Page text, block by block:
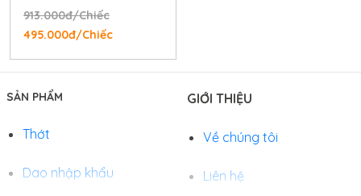
913.000đ/Chiếc
495.000đ/Chiếc
SẢN PHẨM
Thớt
Dao nhập khẩu
GIỚI THIỆU
Về chúng tôi
Liên hệ